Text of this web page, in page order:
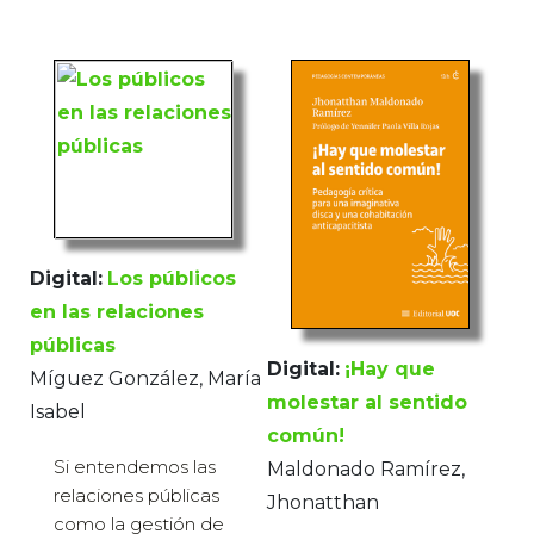
Digital: Los públicos
en las relaciones
públicas
Míguez González, María
Isabel
Si entendemos las
relaciones públicas
como la gestión de
Digital: ¡Hay que
molestar al sentido
común!
Maldonado Ramírez,
Jhonatthan